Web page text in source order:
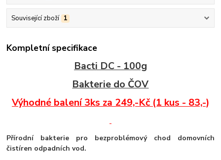
Související zboží 1
Kompletní specifikace
Bacti DC - 100g
Bakterie do ČOV
Výhodné balení 3ks za 249,-Kč (1 kus - 83,-)
Přírodní bakterie pro bezproblémový chod domovních
čistíren odpadních vod.